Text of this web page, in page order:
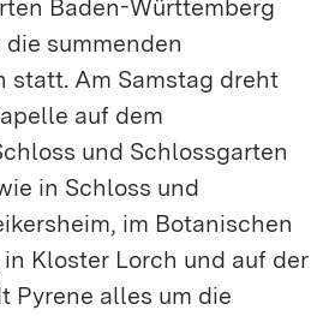
Baden-Württemberg
summenden
statt. Am Samstag dreht
auf dem
und Schlossgarten
in Schloss und
im Botanischen
Kloster Lorch und auf der
Pyrene alles um die